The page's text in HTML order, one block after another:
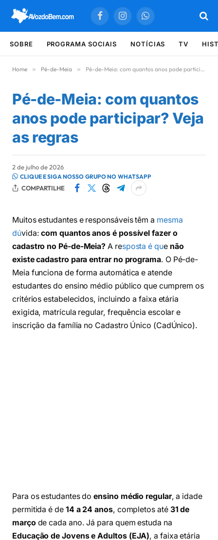
FacebookInstagramWhatsApp
SOBRE PROGRAMA SOCIAIS NOTÍCIAS TV
Home » Pé-de-Meia » Pé-de-Meia: com quantos anos pode participar? Veja as regras
Pé-de-Meia: com quantos
anos pode participar? Veja
as regras
2 de julho de 2026
CLIQUE E SIGA NOSSO GRUPO NO WHATSAPP
COMPARTILHE
Muitos estudantes e responsáveis têm a mesma
dúvida:com quantos anos é possível fazer o
cadastro no Pé-de-Meia? A resposta é que não
existe cadastro para entrar no programa. O Pé-de-
Meia funciona de forma automática e atende
estudantes do ensino médio público que cumprem os
critérios estabelecidos, incluindo a faixa etária
exigida, matrícula regular, frequência escolar e
inscrição da família no Cadastro Único (CadÚnico).
Para os estudantes doensino médio regular, a idade
permitida é de 14 a 24 anos, completos até 31 de
marçode cada ano. Já para quem estuda na
Educação de Jovens e Adultos (EJA), a faixa etária